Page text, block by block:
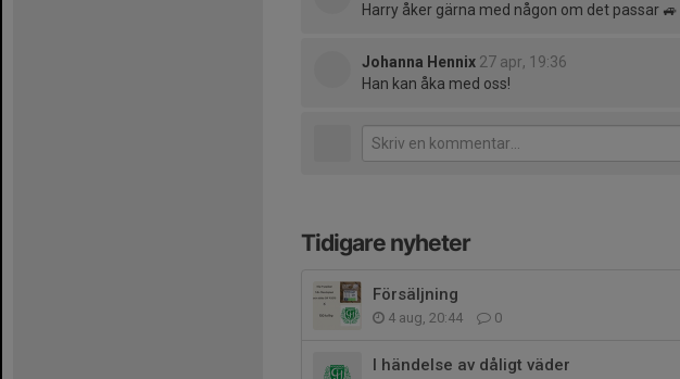
Harry åker gärna med någon om det passar 🚙
Johanna Hennix 27 apr, 19:36
Han kan åka med oss!
Tidigare nyheter
Försäljning
4 aug, 20:44 0
I händelse av dåligt väder